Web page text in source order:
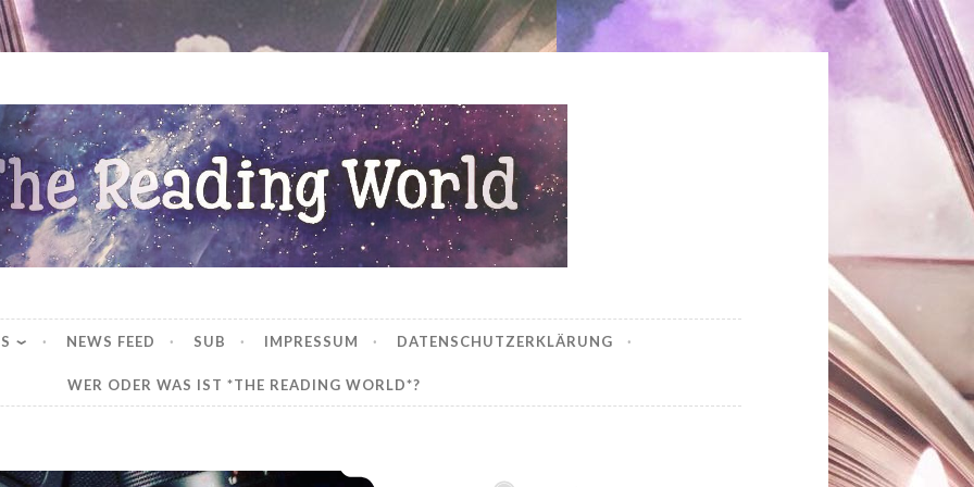
World
NEWS FEED SUB IMPRESSUM DATENSCHUTZERKLÄRUNG
WER ODER WAS IST *THE READING WORLD*?
*Rezension* – Die Fotografin – Am Anfang des Weges (1) von Petra Durst-Benning